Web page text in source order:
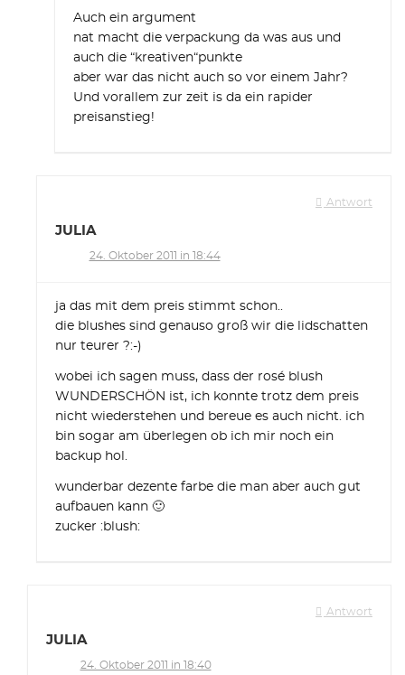
Auch ein argument
nat macht die verpackung da was aus und
auch die “kreativen“punkte
aber war das nicht auch so vor einem Jahr?
Und vorallem zur zeit is da ein rapider
preisanstieg!
Antwort
JULIA
24. Oktober 2011 in 18:44
ja das mit dem preis stimmt schon..
die blushes sind genauso groß wir die lidschatten
nur teurer ?:-)
wobei ich sagen muss, dass der rosé blush
WUNDERSCHÖN ist, ich konnte trotz dem preis
nicht wiederstehen und bereue es auch nicht. ich
bin sogar am überlegen ob ich mir noch ein
backup hol.
wunderbar dezente farbe die man aber auch gut
aufbauen kann 🙂
zucker :blush:
Antwort
JULIA
24. Oktober 2011 in 18:40